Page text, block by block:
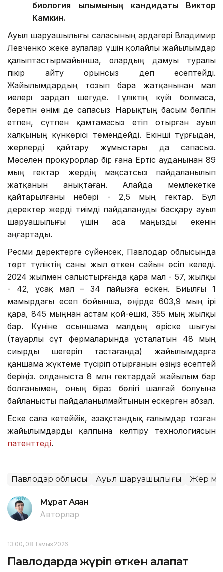
биология ғылымының кандидаты Виктор
Камкин.
Ауыл шаруашылығы саласының ардагері Владимир
Левченко жеке аулалар үшін қолайлы жайылымдар
қалыптастырмайынша, олардың дамуы туралы
пікір айту орынсыз деп есептейді.
Жайылымдардың тозып бара жатқанынан мал
иелері зардап шегуде. Түліктің күйі болмаса,
беретін өнімі де сапасыз. Нарықтың басым бөлігін
етпен, сүтпен қамтамасыз етіп отырған ауыл
халқының күнкөрісі төмендейді. Екінші тұрғыдан,
жерлерді қайтару жұмыстары да сапасыз.
Мәселен прокурорлар бір ғана Ертіс ауданынан 89
мың гектар жердің мақсатсыз пайдаланылып
жатқанын анықтаған. Алайда мемлекетке
қайтарылғаны небәрі - 2,5 мың гектар. Бұл
деректер жерді тиімді пайдалануды басқару ауыл
шаруашылығы үшін аса маңызды екенін
аңғартады.
Ресми деректерге сүйенсек, Павлодар облысында
төрт түліктің саны жыл өткен сайын өсіп келеді.
2024 жылмен салыстырғанда қара мал - 57, жылқы
- 42, ұсақ мал – 34 пайызға өскен. Биылғы 1
мамырдағы есеп бойынша, өңірде 603,9 мың ірі
қара, 845 мыңнан астам қой-ешкі, 355 мың жылқы
бар. Күніне осыншама малдың өріске шығуы
(тауарлы сүт фермаларында ұсталатын 48 мың
сиырды шегеріп тастағанда) жайылымдарға
қаншама жүктеме түсіріп отырғанын өзіңіз есептей
беріңіз. Қолданыста 8 млн гектардай жайылым бар
болғанымен, оның біраз бөлігі шалғай болуына
байланысты пайдаланылмайтынын ескерген абзал.
Еске сала кетеййік, Қазақстандық ғалымдар тозған
жайылымдарды қалпына келтіру технологиясын
патенттеді.
Павлодар облысы Ауыл шаруашылығы Жер
Мұрат Аяған
Авторлар
13:00, 08 Тамыз 2026
Павлодарда жүріп өткен алапат